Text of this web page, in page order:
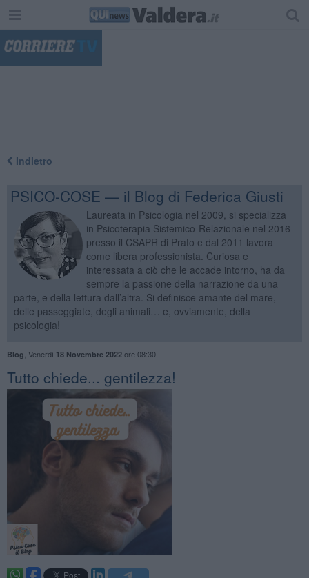
Indietro
PSICO-COSE — il Blog di Federica Giusti
Laureata in Psicologia nel 2009, si specializza
in Psicoterapia Sistemico-Relazionale nel 2016
presso il CSAPR di Prato e dal 2011 lavora
come libera professionista. Curiosa e
interessata a ciò che le accade intorno, ha da
sempre la passione della narrazione da una
parte, e della lettura dall’altra. Si definisce amante del mare,
delle passeggiate, degli animali… e, ovviamente, della
psicologia!
Blog Venerdì 18 Novembre 2022ore 08:30
​Tutto chiede... gentilezza!